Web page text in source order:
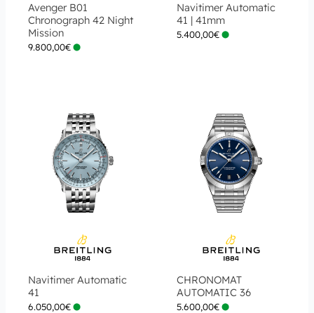
Avenger B01
Chronograph 42 Night
Mission
9.800,00€
Navitimer Automatic
41 | 41mm
5.400,00€
Navitimer Automatic
41
6.050,00€
CHRONOMAT
AUTOMATIC 36
5.600,00€